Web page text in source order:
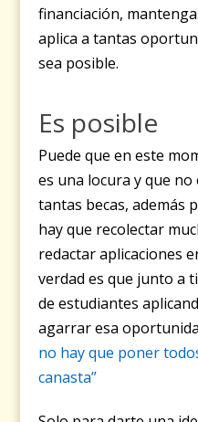
financiación,
aplica a tantas
sea posible.
Es posible
Puede que en este
es una locura y que
tantas becas, además
hay que recolectar
redactar aplicaciones
verdad es que junto a
de estudiantes
agarrar esa
no hay que poner
canasta”